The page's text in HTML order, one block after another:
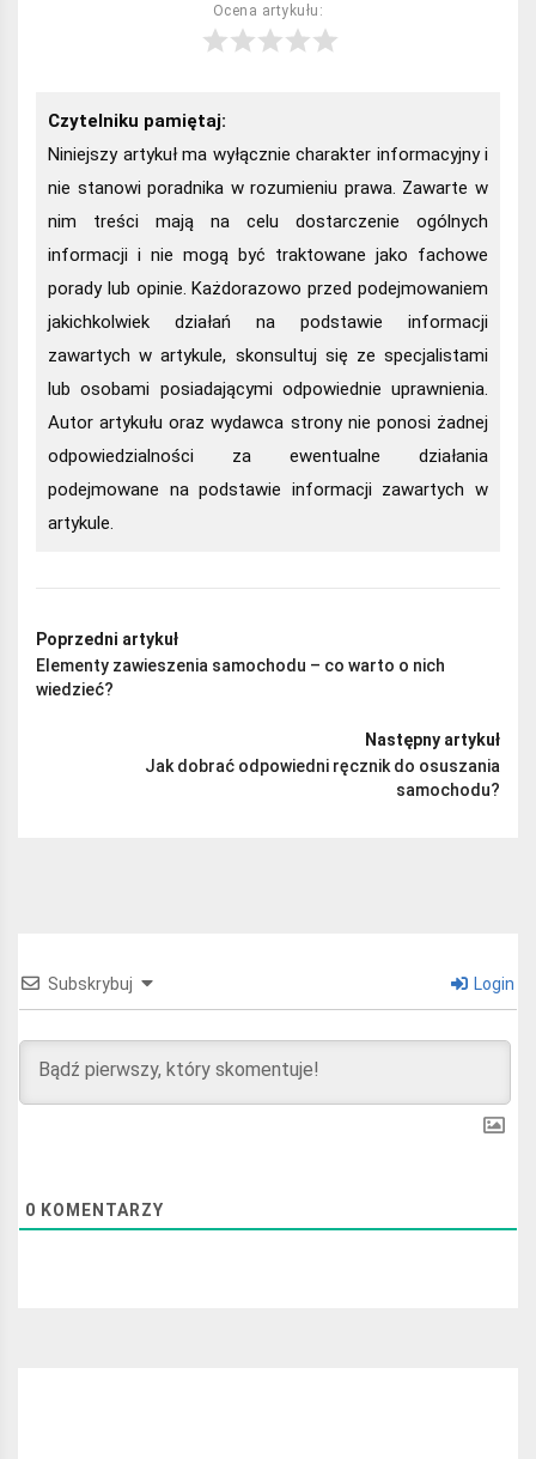
Ocena artykułu:
Czytelniku pamiętaj:
Niniejszy artykuł ma wyłącznie charakter informacyjny i
nie stanowi poradnika w rozumieniu prawa. Zawarte w
nim treści mają na celu dostarczenie ogólnych
informacji i nie mogą być traktowane jako fachowe
porady lub opinie. Każdorazowo przed podejmowaniem
jakichkolwiek działań na podstawie informacji
zawartych w artykule, skonsultuj się ze specjalistami
lub osobami posiadającymi odpowiednie uprawnienia.
Autor artykułu oraz wydawca strony nie ponosi żadnej
odpowiedzialności za ewentualne działania
podejmowane na podstawie informacji zawartych w
artykule.
Poprzedni artykuł
Elementy zawieszenia samochodu – co warto o nich
wiedzieć?
Następny artykuł
Jak dobrać odpowiedni ręcznik do osuszania
samochodu?
Subskrybuj Login
0 KOMENTARZY